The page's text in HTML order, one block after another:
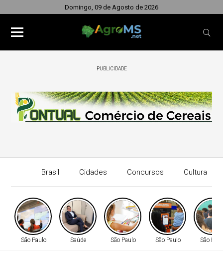
Domingo, 09 de Agosto de 2026
PUBLICIDADE
Brasil Cidades Concursos Cultura
São Paulo Saúde São Paulo São Paulo São